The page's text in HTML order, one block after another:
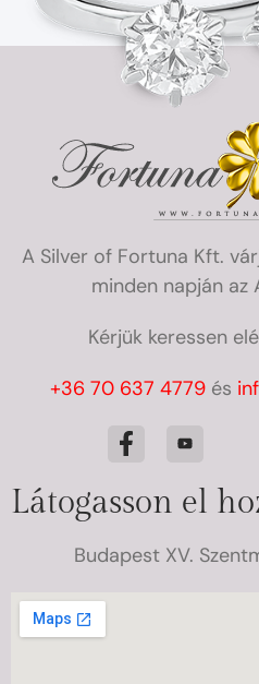
A Silver of Fortuna Kft.
minden napján az
Kérjük keressen
+36 70 637 4779és
Látogasson el
Budapest XV.